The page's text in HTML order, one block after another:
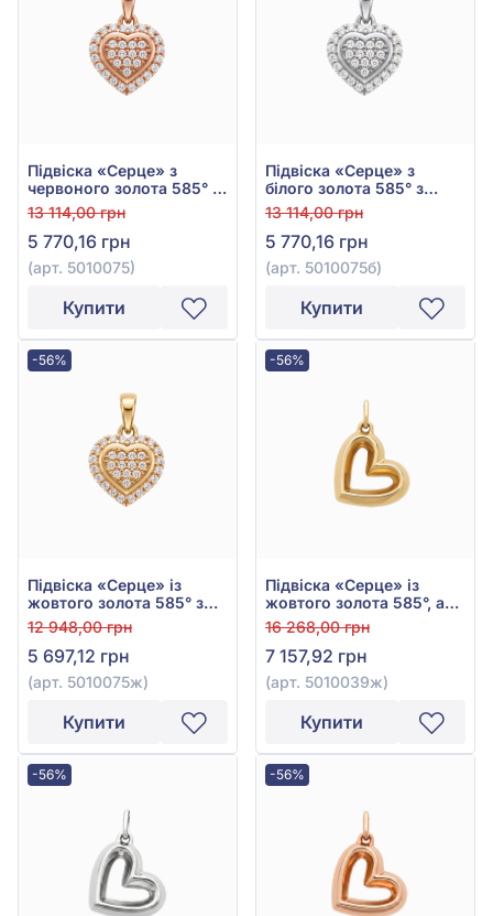
Підвіска «Серце» з
червоного золота 585° з
фіанітом/куб.цирконієм,
арт. 5010075
13 114,00 грн
5 770,16 грн
(арт. 5010075)
Купити
Підвіска «Серце» з
білого золота 585° з
фіанітом/куб.цирконієм,
арт. 5010075б
13 114,00 грн
5 770,16 грн
(арт. 5010075б)
Купити
-56%
Підвіска «Серце» із
жовтого золота 585° з
фіанітом/куб.цирконієм,
арт. 5010075ж
12 948,00 грн
5 697,12 грн
(арт. 5010075ж)
Купити
-56%
Підвіска «Серце» із
жовтого золота 585°, арт.
5010039ж
16 268,00 грн
7 157,92 грн
(арт. 5010039ж)
Купити
-56% -56%